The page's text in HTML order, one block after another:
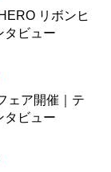
リボンヒ
タビュー
ェア開催｜テ
タビュー